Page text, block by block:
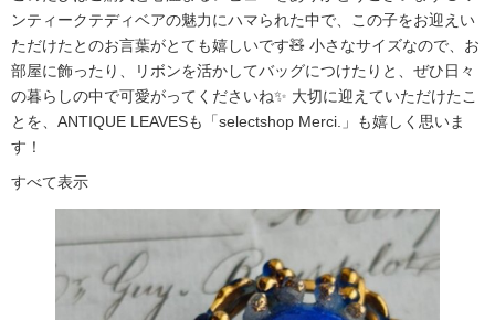
ンティークテディベアの魅力にハマられた中で、この子をお迎えい
ただけたとのお言葉がとても嬉しいです🧸 小さなサイズなので、お
部屋に飾ったり、リボンを活かしてバッグにつけたりと、ぜひ日々
の暮らしの中で可愛がってくださいね✨ 大切に迎えていただけたこ
とを、ANTIQUE LEAVESも「selectshop Merci.」も嬉しく思いま
す！
すべて表示